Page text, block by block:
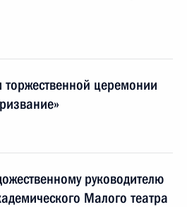
торжественной церемонии
руководителю
Малого театра